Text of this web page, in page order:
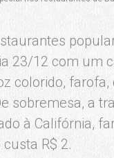
23/12 com um
colorido,
sobremesa, a
à Califórnia,
R$ 2.